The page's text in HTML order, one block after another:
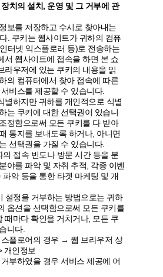
치의 설치, 운영 및 그 거부에 관
보를 저장하고 수시로 찾아내는
. 쿠키는 웹사이트가 귀하의 컴퓨
터넷 익스플로러 등)로 전송하는
서 웹사이트에 접속을 하면 본 쇼
라우저에 있는 쿠키의 내용을 읽
의 컴퓨터에서 찾아 접속에 따른
비스를 제공할 수 있습니다.
별하지만 귀하를 개인적으로 식별
는 쿠키에 대한 선택권이 있습니
정함으로써 모든 쿠키를 다 받아
통지를 보내도록 하거나, 아니면
선택권을 가질 수 있습니다.
접속 빈도나 방문 시간 등을 분
야를 파악 및 자취 추적, 각종 이벤
악 등을 통한 타겟 마케팅 및 개
설정을 거부하는 방법으로는 귀하
옵션을 선택함으로써 모든 쿠키를
때마다 확인을 거치거나, 모든 쿠
니다.
플로어의 경우 → 웹 브라우저 상
개인정보
부하였을 경우 서비스 제공에 어